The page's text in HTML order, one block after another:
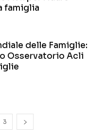
famiglia
delle Famiglie:
Osservatorio Acli
3